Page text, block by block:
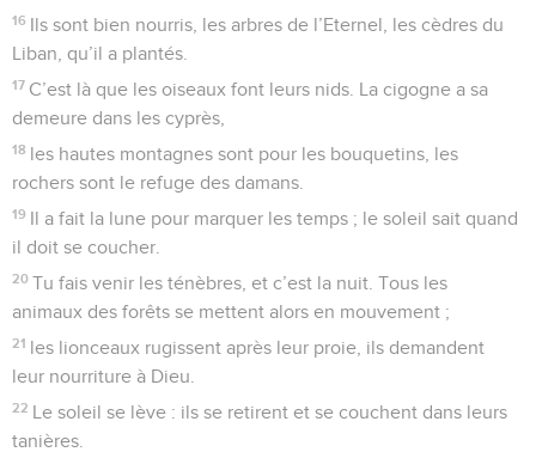
16 Ils sont bien nourris, les arbres de l’Eternel, les cèdres du
Liban, qu’il a plantés.
17 C’est là que les oiseaux font leurs nids. La cigogne a sa
demeure dans les cyprès,
18 les hautes montagnes sont pour les bouquetins, les
rochers sont le refuge des damans.
19 Il a fait la lune pour marquer les temps ; le soleil sait quand
il doit se coucher.
20 Tu fais venir les ténèbres, et c’est la nuit. Tous les
animaux des forêts se mettent alors en mouvement ;
21 les lionceaux rugissent après leur proie, ils demandent
leur nourriture à Dieu.
22 Le soleil se lève : ils se retirent et se couchent dans leurs
tanières.